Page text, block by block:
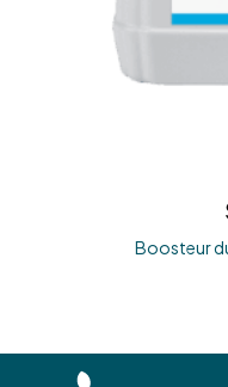
Boosteur